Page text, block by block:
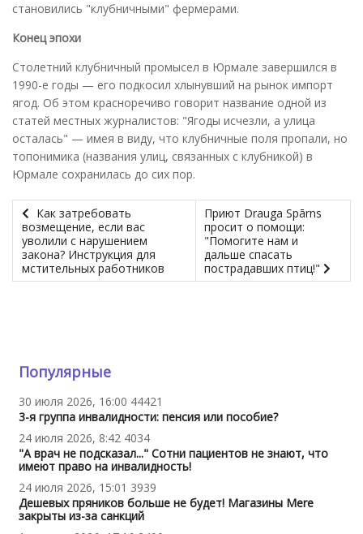
становились "клубничными" фермерами.
Конец эпохи
Столетний клубничный промысел в Юрмале завершился в
1990-е годы — его подкосил хлынувший на рынок импорт
ягод. Об этом красноречиво говорит название одной из
статей местных журналистов: "Ягоды исчезли, а улица
осталась" — имея в виду, что клубничные поля пропали, но
топонимика (названия улиц, связанных с клубникой) в
Юрмале сохранилась до сих пор.
Как затребовать
возмещение, если вас
уволили с нарушением
закона? Инструкция для
мстительных работников
Приют Drauga Spārns
просит о помощи:
"Помогите нам и
дальше спасать
пострадавших птиц!"
Популярные
30 июля 2026, 16:00 44421
3-я группа инвалидности: пенсия или пособие?
24 июля 2026, 8:42 4034
"А врач не подсказал..." Сотни пациентов не знают, что
имеют право на инвалидность!
24 июля 2026, 15:01 3939
Дешевых пряников больше не будет! Магазины Mere
закрыты из-за санкций